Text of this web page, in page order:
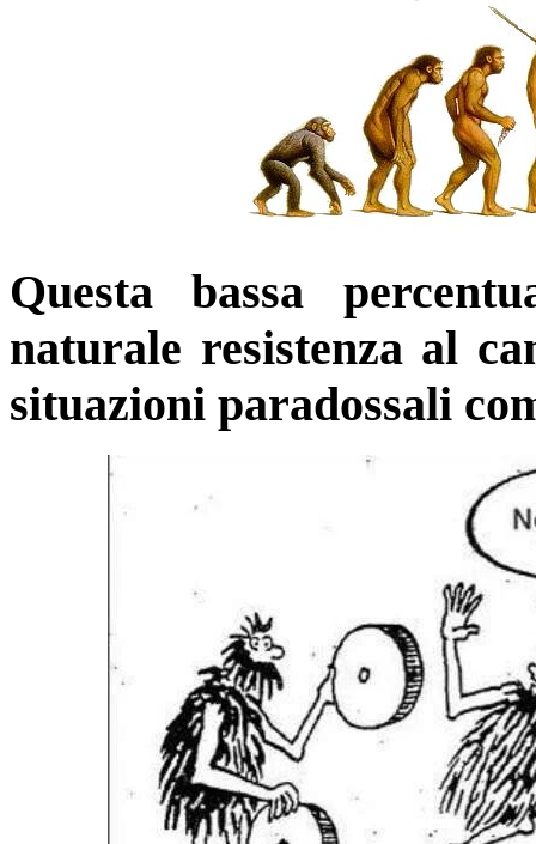
Questa bassa
naturale resistenza al
situazioni paradossali